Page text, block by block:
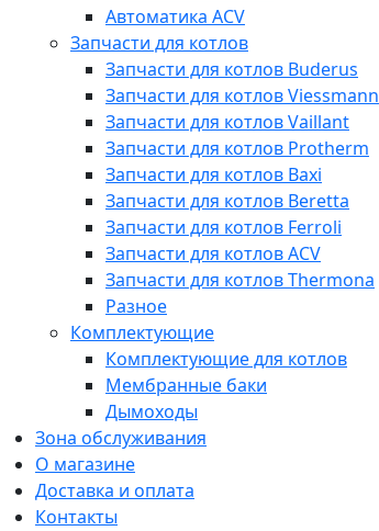
Автоматика ACV
Запчасти для котлов
Запчасти для котлов Buderus
Запчасти для котлов Viessmann
Запчасти для котлов Vaillant
Запчасти для котлов Protherm
Запчасти для котлов Baxi
Запчасти для котлов Beretta
Запчасти для котлов Ferroli
Запчасти для котлов ACV
Запчасти для котлов Thermona
Разное
Комплектующие
Комплектующие для котлов
Мембранные баки
Дымоходы
Зона обслуживания
О магазине
Доставка и оплата
Контакты